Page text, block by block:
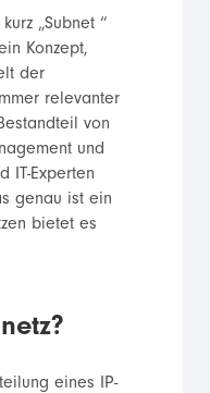
„Subnet “
Konzept,
der
relevanter
von
und
IT-Experten
genau ist ein
bietet es
eines IP-